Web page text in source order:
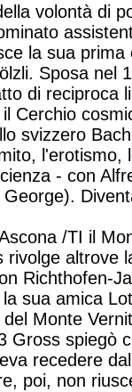
volontà di
la sua
Sposa nel
di reciproca
Cerchio
svizzero
l'erotismo,
- con
/TI il
rivolge altrove
Richthofen-
sua amica
Monte
Gross spiegò
recedere
poi, non